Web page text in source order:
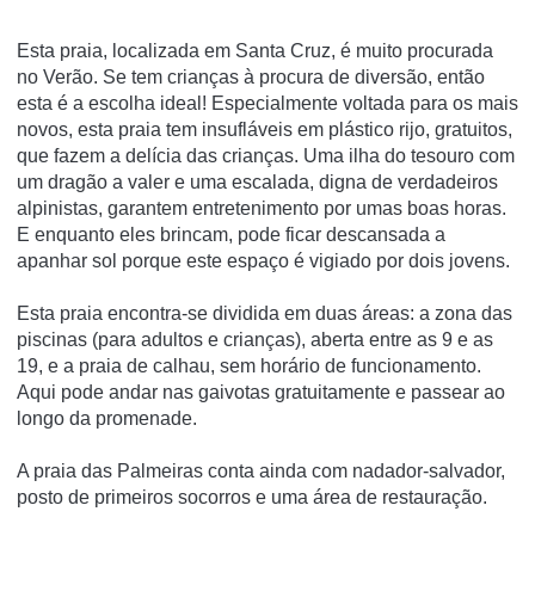
Esta praia, localizada em Santa Cruz, é muito procurada
no Verão. Se tem crianças à procura de diversão, então
esta é a escolha ideal! Especialmente voltada para os mais
novos, esta praia tem insufláveis em plástico rijo, gratuitos,
que fazem a delícia das crianças. Uma ilha do tesouro com
um dragão a valer e uma escalada, digna de verdadeiros
alpinistas, garantem entretenimento por umas boas horas.
E enquanto eles brincam, pode ficar descansada a
apanhar sol porque este espaço é vigiado por dois jovens.
Esta praia encontra-se dividida em duas áreas: a zona das
piscinas (para adultos e crianças), aberta entre as 9 e as
19, e a praia de calhau, sem horário de funcionamento.
Aqui pode andar nas gaivotas gratuitamente e passear ao
longo da promenade.
A praia das Palmeiras conta ainda com nadador-salvador,
posto de primeiros socorros e uma área de restauração.